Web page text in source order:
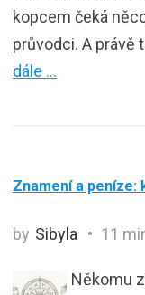
kopcem čeká
průvodci. A právě
dále …
Znamení a peníze:
by Sibyla 11
Někomu